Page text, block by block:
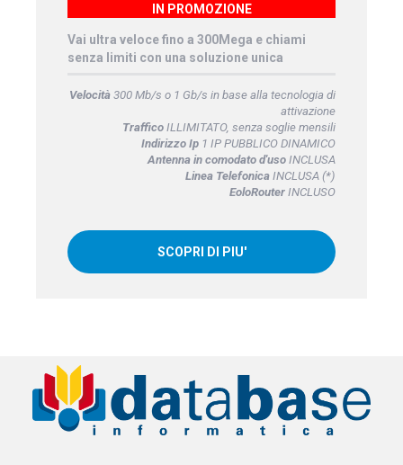
IN PROMOZIONE
Vai ultra veloce fino a 300Mega e chiami
senza limiti con una soluzione unica
Velocità300 Mb/s o 1 Gb/s in base alla tecnologia di
attivazione
TrafficoILLIMITATO, senza soglie mensili
Indirizzo Ip1 IP PUBBLICO DINAMICO
Antenna in comodato d'usoINCLUSA
Linea TelefonicaINCLUSA (*)
EoloRouterINCLUSO
SCOPRI DI PIU'